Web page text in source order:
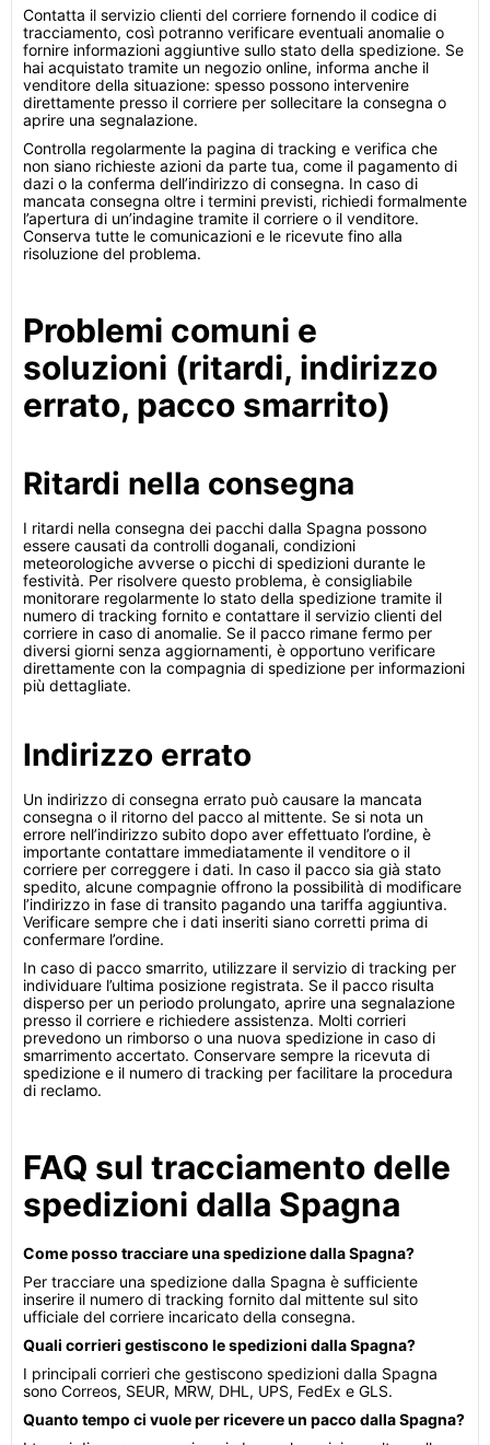
Contatta il servizio clienti del corriere fornendo il codice di
tracciamento, così potranno verificare eventuali anomalie o
fornire informazioni aggiuntive sullo stato della spedizione. Se
hai acquistato tramite un negozio online, informa anche il
venditore della situazione: spesso possono intervenire
direttamente presso il corriere per sollecitare la consegna o
aprire una segnalazione.
Controlla regolarmente la pagina di tracking e verifica che
non siano richieste azioni da parte tua, come il pagamento di
dazi o la conferma dell’indirizzo di consegna. In caso di
mancata consegna oltre i termini previsti, richiedi formalmente
l’apertura di un’indagine tramite il corriere o il venditore.
Conserva tutte le comunicazioni e le ricevute fino alla
risoluzione del problema.
Problemi comuni e
soluzioni (ritardi, indirizzo
errato, pacco smarrito)
Ritardi nella consegna
I ritardi nella consegna dei pacchi dalla Spagna possono
essere causati da controlli doganali, condizioni
meteorologiche avverse o picchi di spedizioni durante le
festività. Per risolvere questo problema, è consigliabile
monitorare regolarmente lo stato della spedizione tramite il
numero di tracking fornito e contattare il servizio clienti del
corriere in caso di anomalie. Se il pacco rimane fermo per
diversi giorni senza aggiornamenti, è opportuno verificare
direttamente con la compagnia di spedizione per informazioni
più dettagliate.
Indirizzo errato
Un indirizzo di consegna errato può causare la mancata
consegna o il ritorno del pacco al mittente. Se si nota un
errore nell’indirizzo subito dopo aver effettuato l’ordine, è
importante contattare immediatamente il venditore o il
corriere per correggere i dati. In caso il pacco sia già stato
spedito, alcune compagnie offrono la possibilità di modificare
l’indirizzo in fase di transito pagando una tariffa aggiuntiva.
Verificare sempre che i dati inseriti siano corretti prima di
confermare l’ordine.
In caso di pacco smarrito, utilizzare il servizio di tracking per
individuare l’ultima posizione registrata. Se il pacco risulta
disperso per un periodo prolungato, aprire una segnalazione
presso il corriere e richiedere assistenza. Molti corrieri
prevedono un rimborso o una nuova spedizione in caso di
smarrimento accertato. Conservare sempre la ricevuta di
spedizione e il numero di tracking per facilitare la procedura
di reclamo.
FAQ sul tracciamento delle
spedizioni dalla Spagna
Come posso tracciare una spedizione dalla Spagna?
Per tracciare una spedizione dalla Spagna è sufficiente
inserire il numero di tracking fornito dal mittente sul sito
ufficiale del corriere incaricato della consegna.
Quali corrieri gestiscono le spedizioni dalla Spagna?
I principali corrieri che gestiscono spedizioni dalla Spagna
sono Correos, SEUR, MRW, DHL, UPS, FedEx e GLS.
Quanto tempo ci vuole per ricevere un pacco dalla Spagna?